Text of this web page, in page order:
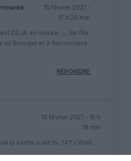
:
10 février 2021 -
17 h 26 min
DEJA au musée …. de l’Air
au Bourget et à Aeroscopia
RÉPONDRE
10 février 2021 - 15 h
19 min
la vache a lait du 747 c’était…